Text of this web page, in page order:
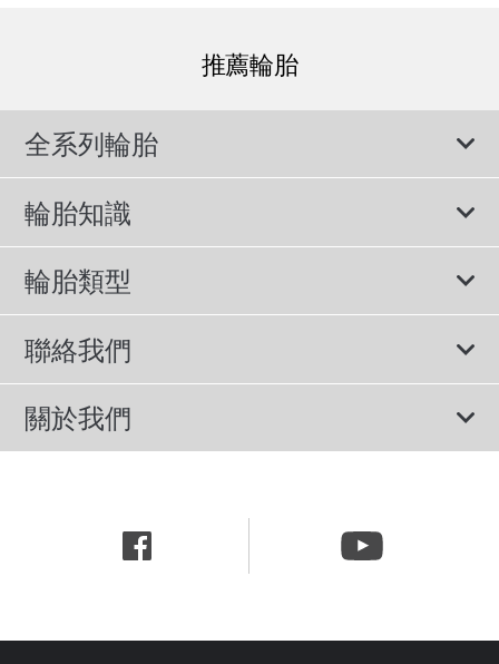
推薦輪胎
全系列輪胎
輪胎知識
輪胎說明書
輪胎標示與尺寸
輪胎類型
所有輪胎
休旅車專用胎
轎車用胎
聯絡我們
諮詢服務
隱私權政策
關於我們